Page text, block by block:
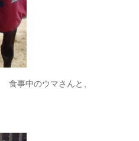
事中のウマさんと、